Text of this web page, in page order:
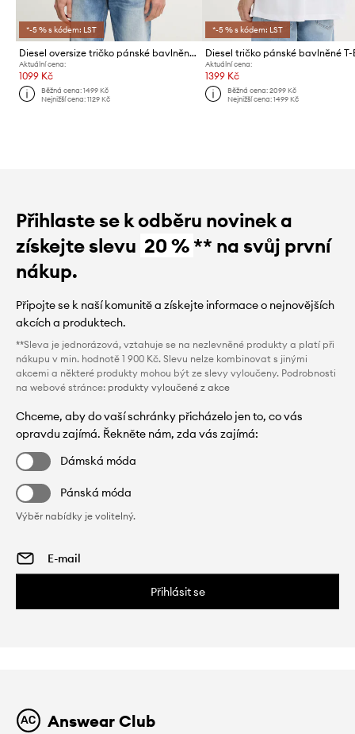
*-5 % s kódem: LST
Diesel oversize tričko pánské bavlněné T-BOXT-R30 T-SHIRT
Aktuální cena:
1099 Kč
Běžná cena:1499 Kč
Nejnižší cena:1129 Kč
*-5 % s kódem: LST
Aktuální cena:
1399 Kč
Běžná cena: 2099 Kč
Nejnižší cena: 1499 Kč
Přihlaste se k odběru novinek a
získejte slevu 20 %** na svůj první
nákup.
Připojte se k naší komunitě a získejte informace o nejnovějších
akcích a produktech.
**Sleva je jednorázová, vztahuje se na nezlevněné produkty a platí při
nákupu v min. hodnotě 1 900 Kč. Slevu nelze kombinovat s jinými
akcemi a některé produkty mohou být ze slevy vyloučeny. Podrobnosti
na webové stránce: produkty vyloučené z akce
Chceme, aby do vaší schránky přicházelo jen to, co vás
opravdu zajímá. Řekněte nám, zda vás zajímá:
Dámská móda
Pánská móda
Výběr nabídky je volitelný.
Přihlásit se
Answear Club